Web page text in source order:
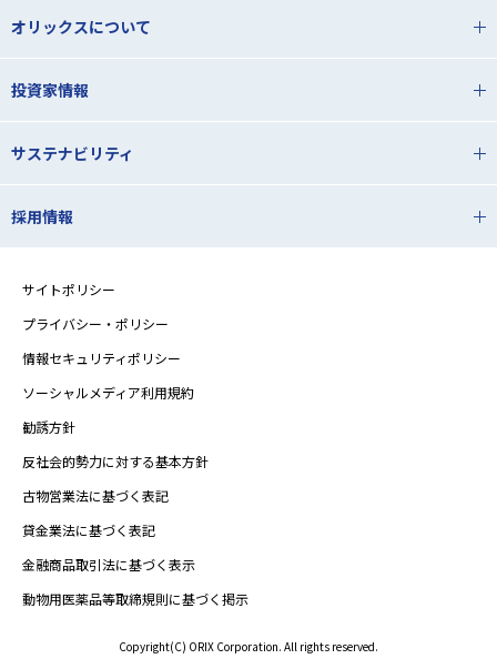
オリックスについて
投資家情報
サステナビリティ
採用情報
サイトポリシー
プライバシー・ポリシー
情報セキュリティポリシー
ソーシャルメディア利用規約
勧誘方針
反社会的勢力に対する基本方針
古物営業法に基づく表記
貸金業法に基づく表記
金融商品取引法に基づく表示
動物用医薬品等取締規則に基づく掲示
Copyright(C) ORIX Corporation. All rights reserved.